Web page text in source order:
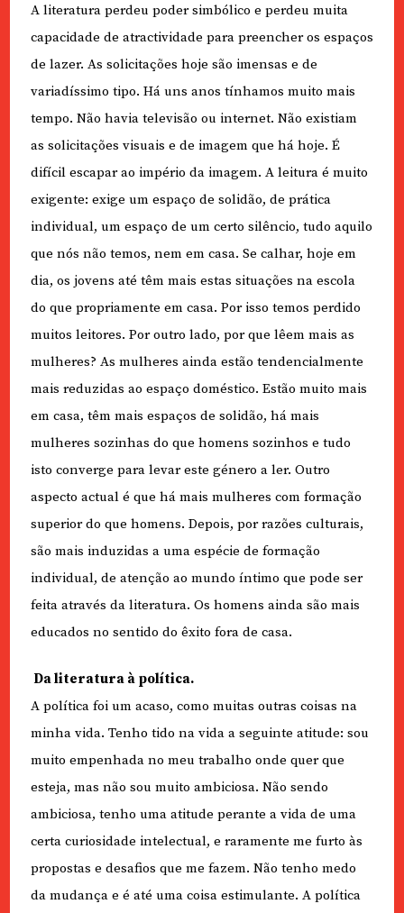
A literatura perdeu poder simbólico e perdeu muita
capacidade de atractividade para preencher os espaços
de lazer. As solicitações hoje são imensas e de
variadíssimo tipo. Há uns anos tínhamos muito mais
tempo. Não havia televisão ou internet. Não existiam
as solicitações visuais e de imagem que há hoje. É
difícil escapar ao império da imagem. A leitura é muito
exigente: exige um espaço de solidão, de prática
individual, um espaço de um certo silêncio, tudo aquilo
que nós não temos, nem em casa. Se calhar, hoje em
dia, os jovens até têm mais estas situações na escola
do que propriamente em casa. Por isso temos perdido
muitos leitores. Por outro lado, por que lêem mais as
mulheres? As mulheres ainda estão tendencialmente
mais reduzidas ao espaço doméstico. Estão muito mais
em casa, têm mais espaços de solidão, há mais
mulheres sozinhas do que homens sozinhos e tudo
isto converge para levar este género a ler. Outro
aspecto actual é que há mais mulheres com formação
superior do que homens. Depois, por razões culturais,
são mais induzidas a uma espécie de formação
individual, de atenção ao mundo íntimo que pode ser
feita através da literatura. Os homens ainda são mais
educados no sentido do êxito fora de casa.
Da literatura à política.
A política foi um acaso, como muitas outras coisas na
minha vida. Tenho tido na vida a seguinte atitude: sou
muito empenhada no meu trabalho onde quer que
esteja, mas não sou muito ambiciosa. Não sendo
ambiciosa, tenho uma atitude perante a vida de uma
certa curiosidade intelectual, e raramente me furto às
propostas e desafios que me fazem. Não tenho medo
da mudança e é até uma coisa estimulante. A política